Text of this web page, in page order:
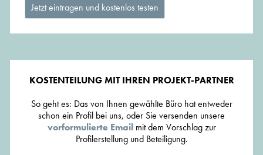
Jetzt eintragen und kostenlos testen
KOSTENTEILUNG MIT IHREN PROJEKT-PARTNER
So geht es: Das von Ihnen gewählte Büro hat entweder
schon ein Profil bei uns, oder Sie versenden unsere
vorformulierte Emailmit dem Vorschlag zur
Profilerstellung und Beteiligung.